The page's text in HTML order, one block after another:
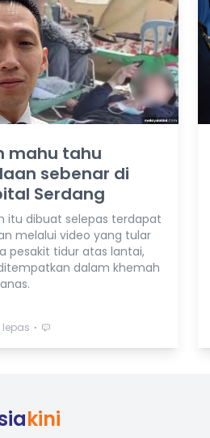
mahu tahu
sebenar di
Serdang
itu dibuat selepas terdapat
melalui video yang tular
pesakit tidur atas lantai,
dalam khemah
⋅
kini